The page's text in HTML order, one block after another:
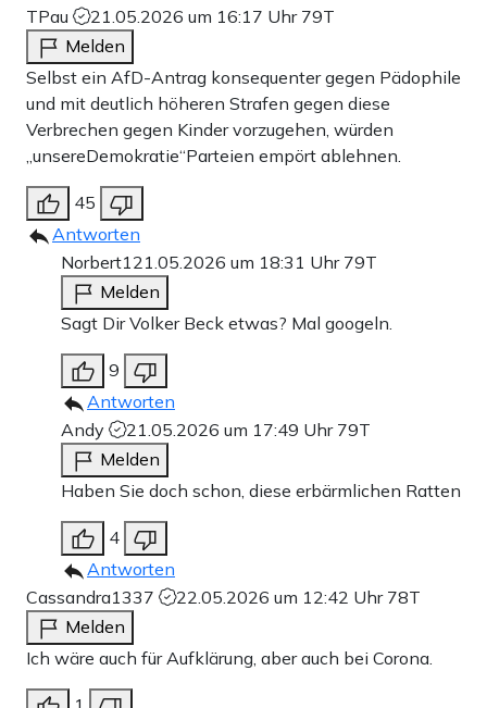
TPau
21.05.2026 um 16:17 Uhr 79T
Melden
Selbst ein AfD-Antrag konsequenter gegen Pädophile
und mit deutlich höheren Strafen gegen diese
Verbrechen gegen Kinder vorzugehen, würden
„unsereDemokratie“Parteien empört ablehnen.
45
Antworten
Norbert121.05.2026 um 18:31 Uhr 79T
Melden
Sagt Dir Volker Beck etwas? Mal googeln.
9
Antworten
Andy
21.05.2026 um 17:49 Uhr 79T
Melden
Haben Sie doch schon, diese erbärmlichen Ratten
4
Antworten
Cassandra1337
22.05.2026 um 12:42 Uhr 78T
Melden
Ich wäre auch für Aufklärung, aber auch bei Corona.